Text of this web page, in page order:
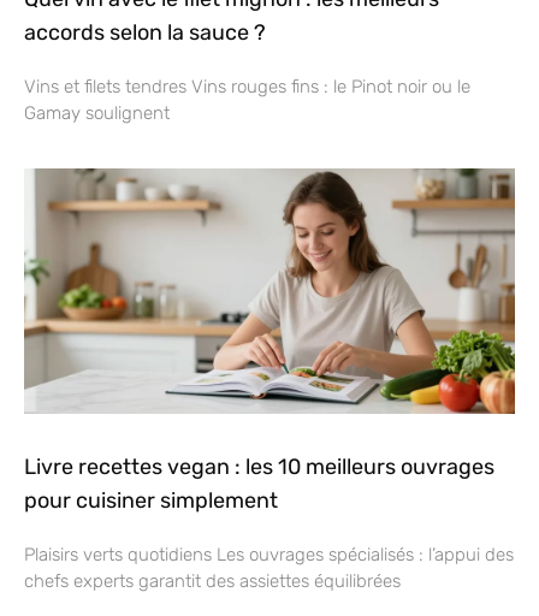
accords selon la sauce ?
Vins et filets tendres Vins rouges fins : le Pinot noir ou le
Gamay soulignent
Livre recettes vegan : les 10 meilleurs ouvrages
pour cuisiner simplement
Plaisirs verts quotidiens Les ouvrages spécialisés : l’appui des
chefs experts garantit des assiettes équilibrées